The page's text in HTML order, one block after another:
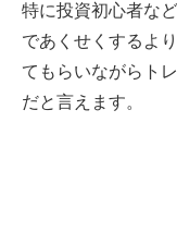
特に投資初心者な
であくせくするよ
てもらいながらト
だと言えます。